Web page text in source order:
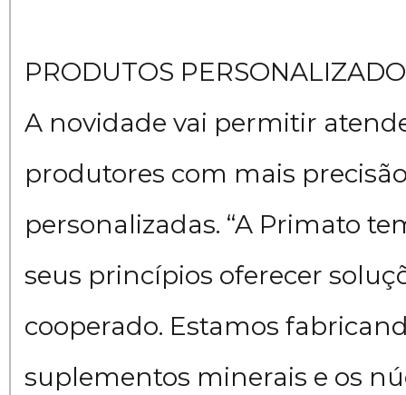
PRODUTOS
A novidade vai permitir
produtores com mais
personalizadas. “A Primato
seus princípios oferecer
cooperado. Estamos
suplementos minerais e os